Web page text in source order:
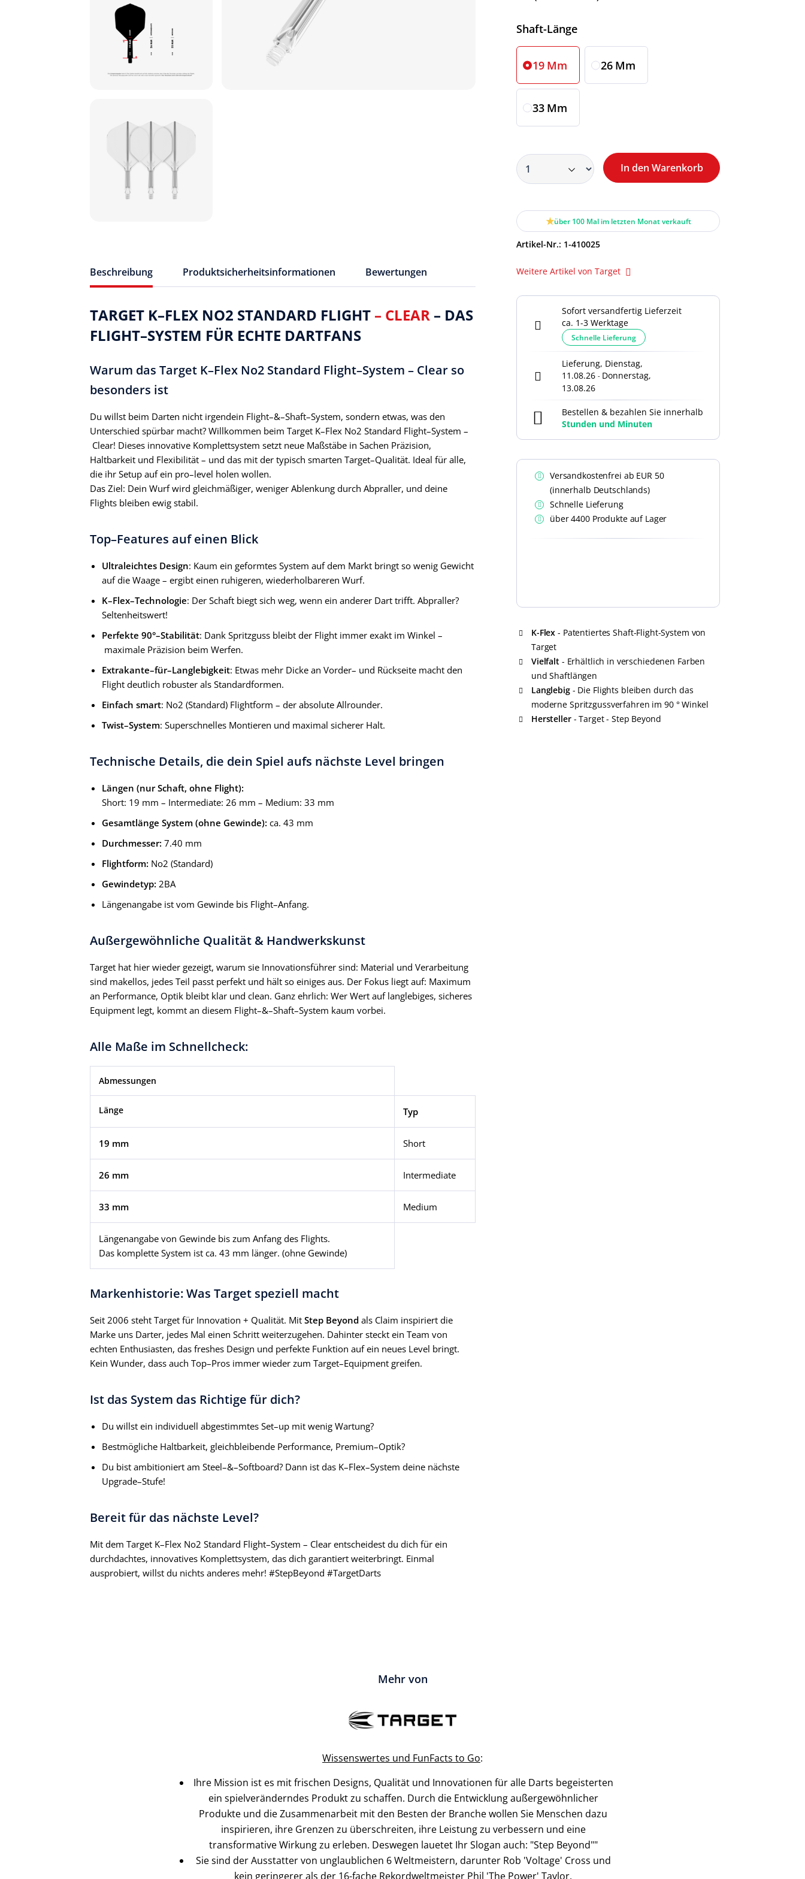
Beschreibung Produktsicherheitsinformationen Bewertungen
TARGET K–FLEX NO2 STANDARD FLIGHT – CLEAR – DAS
FLIGHT–SYSTEM FÜR ECHTE DARTFANS
Warum das Target K–Flex No2 Standard Flight–System – Clear so
besonders ist
Du willst beim Darten nicht irgendein Flight–&–Shaft–System, sondern etwas, was den
Unterschied spürbar macht? Willkommen beim Target K–Flex No2 Standard Flight–System –
Clear! Dieses innovative Komplettsystem setzt neue Maßstäbe in Sachen Präzision,
Haltbarkeit und Flexibilität – und das mit der typisch smarten Target–Qualität. Ideal für alle,
die ihr Setup auf ein pro–level holen wollen.
Das Ziel: Dein Wurf wird gleichmäßiger, weniger Ablenkung durch Abpraller, und deine
Flights bleiben ewig stabil.
Top–Features auf einen Blick
Ultraleichtes Design: Kaum ein geformtes System auf dem Markt bringt so wenig Gewicht
auf die Waage – ergibt einen ruhigeren, wiederholbareren Wurf.
K–Flex–Technologie: Der Schaft biegt sich weg, wenn ein anderer Dart trifft. Abpraller?
Seltenheitswert!
Perfekte 90°–Stabilität: Dank Spritzguss bleibt der Flight immer exakt im Winkel –
maximale Präzision beim Werfen.
Extrakante–für–Langlebigkeit: Etwas mehr Dicke an Vorder– und Rückseite macht den
Flight deutlich robuster als Standardformen.
Einfach smart: No2 (Standard) Flightform – der absolute Allrounder.
Twist–System: Superschnelles Montieren und maximal sicherer Halt.
Technische Details, die dein Spiel aufs nächste Level bringen
Längen (nur Schaft, ohne Flight):
Short: 19 mm – Intermediate: 26 mm – Medium: 33 mm
Gesamtlänge System (ohne Gewinde): ca. 43 mm
Durchmesser: 7.40 mm
Flightform: No2 (Standard)
Gewindetyp: 2BA
Längenangabe ist vom Gewinde bis Flight–Anfang.
Außergewöhnliche Qualität & Handwerkskunst
Target hat hier wieder gezeigt, warum sie Innovationsführer sind: Material und Verarbeitung
sind makellos, jedes Teil passt perfekt und hält so einiges aus. Der Fokus liegt auf: Maximum
an Performance, Optik bleibt klar und clean. Ganz ehrlich: Wer Wert auf langlebiges, sicheres
Equipment legt, kommt an diesem Flight–&–Shaft–System kaum vorbei.
Alle Maße im Schnellcheck:
Abmessungen
Länge Typ
19 mm Short
26 mm Intermediate
33 mm Medium
Längenangabe von Gewinde bis zum Anfang des Flights.
Das komplette System ist ca. 43 mm länger. (ohne Gewinde)
Markenhistorie: Was Target speziell macht
Seit 2006 steht Target für Innovation + Qualität. Mit Step Beyond als Claim inspiriert die
Marke uns Darter, jedes Mal einen Schritt weiterzugehen. Dahinter steckt ein Team von
echten Enthusiasten, das freshes Design und perfekte Funktion auf ein neues Level bringt.
Kein Wunder, dass auch Top–Pros immer wieder zum Target–Equipment greifen.
Ist das System das Richtige für dich?
Du willst ein individuell abgestimmtes Set–up mit wenig Wartung?
Bestmögliche Haltbarkeit, gleichbleibende Performance, Premium–Optik?
Du bist ambitioniert am Steel–&–Softboard? Dann ist das K–Flex–System deine nächste
Upgrade–Stufe!
Bereit für das nächste Level?
Mit dem Target K–Flex No2 Standard Flight–System – Clear entscheidest du dich für ein
durchdachtes, innovatives Komplettsystem, das dich garantiert weiterbringt. Einmal
ausprobiert, willst du nichts anderes mehr! #StepBeyond #TargetDarts
Shaft-LängeAuswählen
19 Mm 26 Mm
33 Mm
In den Warenkorb
Artikel-Nr.: 1-410025
über 100 Mal im letzten Monat verkauft
Weitere Artikel von Target
Sofort versandfertig Lieferzeit
ca. 1-3 Werktage
Schnelle Lieferung
Lieferung, Dienstag,
11.08.26 - Donnerstag,
13.08.26
Bestellen & bezahlen Sie innerhalb
Stunden und Minuten
Versandkostenfrei ab EUR 50
(innerhalb Deutschlands)
Schnelle Lieferung
über 4400 Produkte auf Lager
K-Flex - Patentiertes Shaft-Flight-System von
Target
Vielfalt- Erhältlich in verschiedenen Farben
und Shaftlängen
Langlebig- Die Flights bleiben durch das
moderne Spritzgussverfahren im 90 ° Winkel
Hersteller- Target - Step Beyond
Mehr von
Wissenswertes und FunFacts to Go:
Ihre Mission ist es mit frischen Designs, Qualität und Innovationen für alle Darts begeisterten
ein spielveränderndes Produkt zu schaffen. Durch die Entwicklung außergewöhnlicher
Produkte und die Zusammenarbeit mit den Besten der Branche wollen Sie Menschen dazu
inspirieren, ihre Grenzen zu überschreiten, ihre Leistung zu verbessern und eine
transformative Wirkung zu erleben. Deswegen lauetet Ihr Slogan auch: "Step Beyond""
Sie sind der Ausstatter von unglaublichen 6 Weltmeistern, darunter Rob 'Voltage' Cross und
kein geringerer als der 16-fache Rekordweltmeister Phil 'The Power' Taylor.